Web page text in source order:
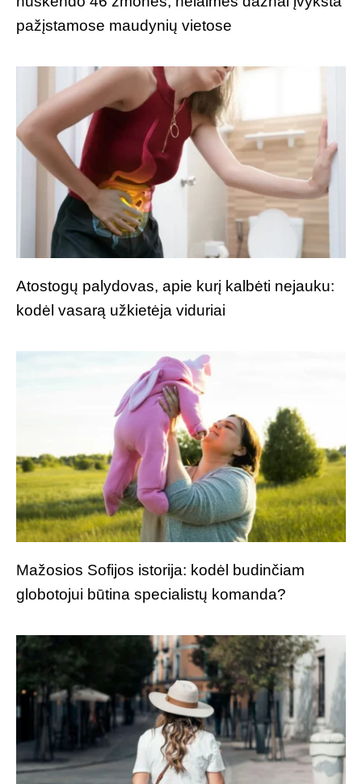
pažįstamose maudynių vietose
Atostogų palydovas, apie kurį kalbėti nejauku:
kodėl vasarą užkietėja viduriai
Mažosios Sofijos istorija: kodėl budinčiam
globotojui būtina specialistų komanda?